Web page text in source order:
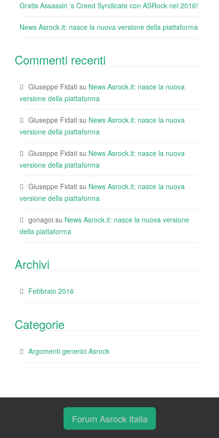
Gratis Assassin ‘s Creed Syndicate con ASRock nel 2016!
News Asrock.it: nasce la nuova versione della piattaforma
Commenti recenti
Giuseppe Fidati su News Asrock.it: nasce la nuova
versione della piattaforma
Giuseppe Fidati su News Asrock.it: nasce la nuova
versione della piattaforma
Giuseppe Fidati su News Asrock.it: nasce la nuova
versione della piattaforma
Giuseppe Fidati su News Asrock.it: nasce la nuova
versione della piattaforma
gonagoi su News Asrock.it: nasce la nuova versione
della piattaforma
Archivi
Febbraio 2016
Categorie
Argomenti generici Asrock
Forum Asrock Italia